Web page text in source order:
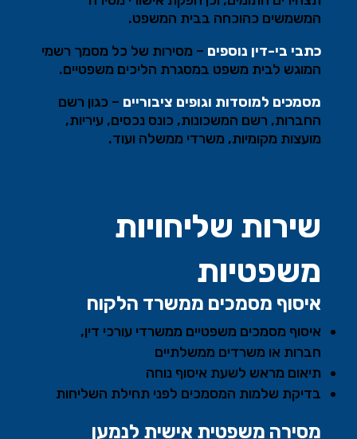
המשמשים כהוכחה בבית המשפט.
כתבי בי-דין נוספים – מסירות של כל מסמך רשמי
המוגש לבית משפט במסגרת הליכים משפטיים.
מסמכים למוסדות וגופים ציבוריים – כגון רשם
החברות, רשם המשכונות, כונס נכסים, עיריות,
מועצות מקומיות, משרדי ממשלה ועוד.
שירות שליחויות
משפטיות
איסוף מסמכים ממשרד הלקוח
איסוף מסמכים משפטיים ממשרדי עורכי דין,
חברות או משרדים ממשלתיים
תיאום מראש לשעת איסוף נוחה
בדיקת שלמות המסמכים לפני תחילת השליחות
מסירה משפטית אישית לנמען